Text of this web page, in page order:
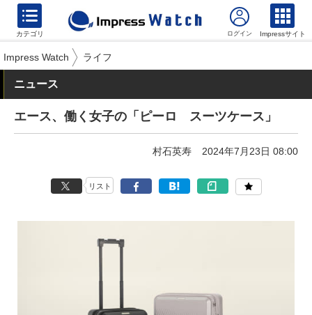
カテゴリ Impressサイト
Impress Watch ライフ
ニュース
エース、働く女子の「ピーロ スーツケース」
村石英寿 2024年7月23日 08:00
リスト